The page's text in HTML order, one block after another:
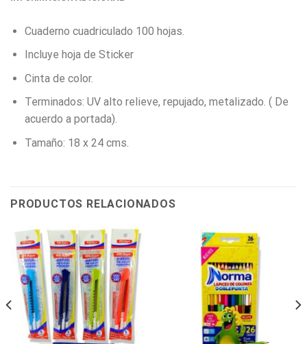
Cuaderno cuadriculado 100 hojas.
Incluye hoja de Sticker
Cinta de color.
Terminados: UV alto relieve, repujado, metalizado. ( De
acuerdo a portada).
Tamaño: 18 x 24 cms.
PRODUCTOS RELACIONADOS